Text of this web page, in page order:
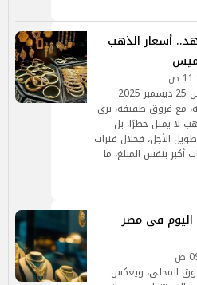
المشهد.. أسعار الذهب
شهدت أسعار الذهب اليوم الخميس 25 ديسمبر 2025
مع فروق طفيفة، يرى
لا يمثل خطرًا، بل
الأجل، فخلال فترات
أكبر بنفس المبلغ، ما
في مصر
في السوق المحلي، ويعكس